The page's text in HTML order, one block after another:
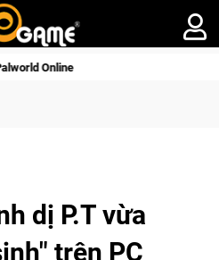
dị P.T vừa
trên PC